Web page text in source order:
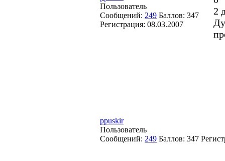
Пользователь
Сообщений: 249 Баллов: 347
Регистрация: 08.03.2007
2
ppuskir
Пользователь
Сообщений: 249 Баллов: 347